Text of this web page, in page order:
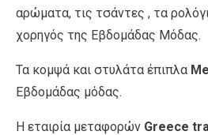
αρώματα, τις τσάντες , τα
χορηγός της Εβδομάδας Μόδας.
Τα κομψά και στυλάτα έπιπλα
Εβδομάδας μόδας.
Η εταιρία μεταφορών Greece